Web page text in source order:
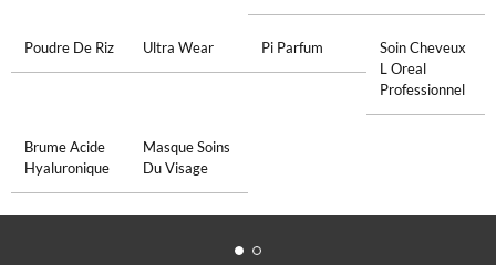
Poudre De Riz Ultra Wear Pi Parfum
Soin Cheveux
L Oreal
Professionnel
Brume Acide
Hyaluronique
Masque Soins
Du Visage